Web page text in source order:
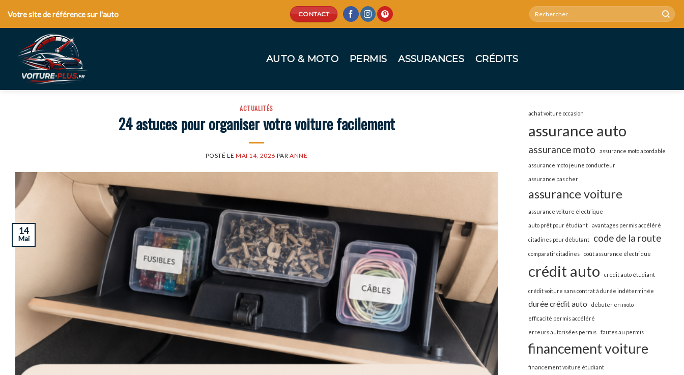
Votre site de référence sur l'auto CONTACT
AUTO & MOTO PERMIS ASSURANCES CRÉDITS
ACTUALITÉS
24 astuces pour organiser votre voiture facilement
POSTÉ LE MAI 14, 2026 PARANNE
14
Mai
achat voiture occasion
assurance auto
assurance moto assurance moto abordable
assurance moto jeune conducteur
assurance pas cher
assurance voiture
assurance voiture électrique
auto prêt pour étudiant avantages permis accéléré
citadines pour débutant code de la route
comparatif citadines coût assurance électrique
crédit auto crédit auto étudiant
crédit voiture sans contrat à durée indéterminée
durée crédit auto débuter en moto
efficacité permis accéléré
erreurs autorisées permis fautes au permis
financement voiture
financement voiture étudiant